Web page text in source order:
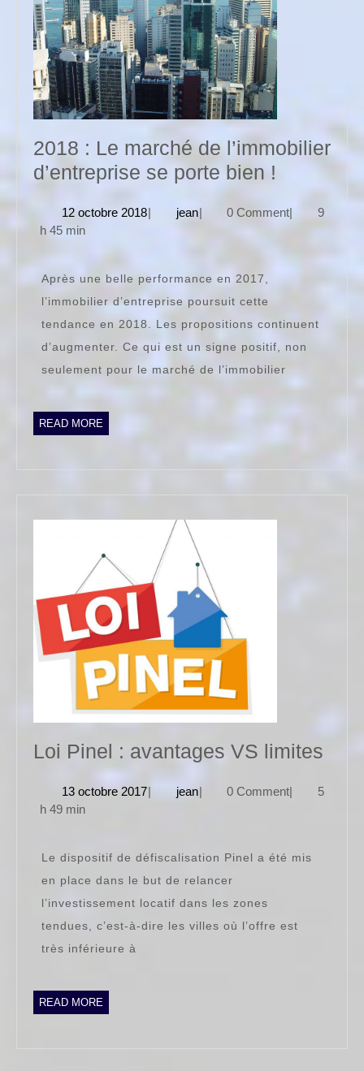
2018 : Le marché de l’immobilier
d’entreprise se porte bien !
Le
se
porte
bien
12 octobre 201812
| jeanjean
| 0 Comment|
9
h 45 min
Après une belle performance en 2017,
l’immobilier d’entreprise poursuit cette
tendance en 2018. Les propositions continuent
d’augmenter. Ce qui est un signe positif, non
seulement pour le marché de l’immobilier
READ MORE
Loi Pinel : avantages VS limites
:
13 octobre 201713
| jeanjean
| 0 Comment|
5
h 49 min
Le dispositif de défiscalisation Pinel a été mis
en place dans le but de relancer
l’investissement locatif dans les zones
tendues, c’est-à-dire les villes où l’offre est
très inférieure à
READ MORE